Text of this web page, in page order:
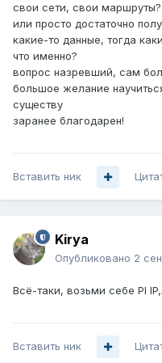
свои сети, свои маршруты?
или просто достаточно
какие-то данные, тогда
что именно?
вопрос назревший, сам
большое желание
существу
заранее благодарен!
Вставить ник
Kirya
Опубликовано 2
Всё-таки, возьми себе PI
Вставить ник